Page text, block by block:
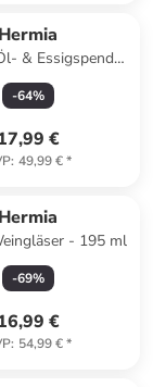
Hermia
& Essigspender
- 1 l
-64%
€
: 49,99 €*
Hermia
- 195 ml
-69%
€
: 54,99 €*